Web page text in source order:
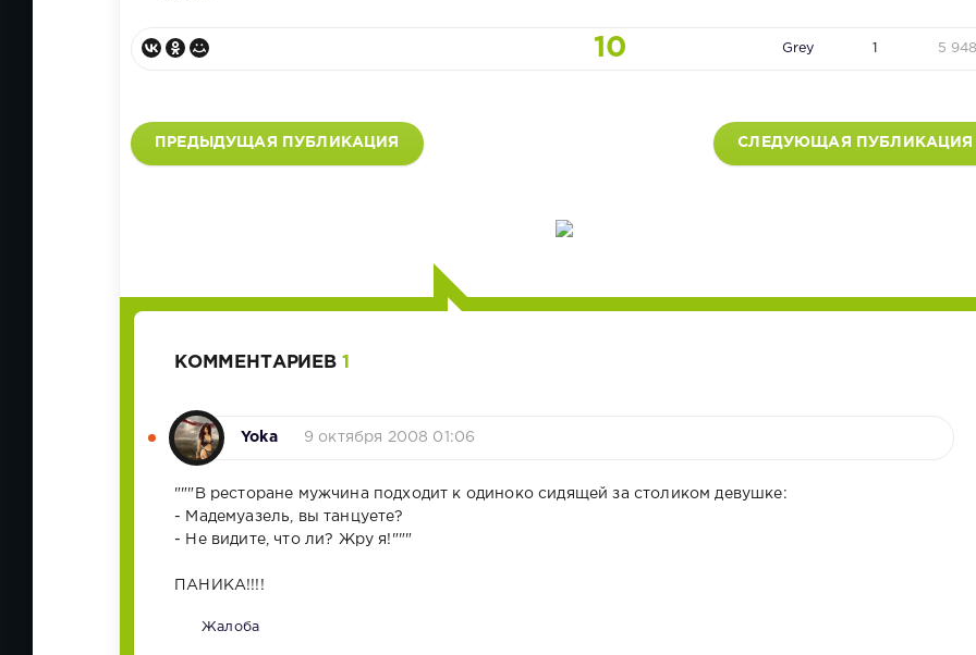
10 Grey 1 5
ПРЕДЫДУЩАЯ ПУБЛИКАЦИЯ СЛЕДУЮЩАЯ ПУБЛИКАЦИЯ
КОММЕНТАРИЕВ 1
Yoka 9 октября 2008 01:06
"""В ресторане мужчина подходит к одиноко сидящей за столиком девушке:
- Мадемуазель, вы танцуете?
- Не видите, что ли? Жру я!"""
ПАНИКА!!!!
Жалоба